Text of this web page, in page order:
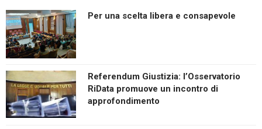
Per una scelta libera e consapevole
Referendum Giustizia: l’Osservatorio
RiData promuove un incontro di
approfondimento